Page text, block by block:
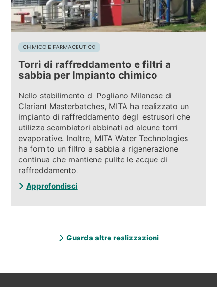
CHIMICO E FARMACEUTICO
Torri di raffreddamento e filtri a
sabbia per Impianto chimico
Nello stabilimento di Pogliano Milanese di
Clariant Masterbatches, MITA ha realizzato un
impianto di raffreddamento degli estrusori che
utilizza scambiatori abbinati ad alcune torri
evaporative. Inoltre, MITA Water Technologies
ha fornito un filtro a sabbia a rigenerazione
continua che mantiene pulite le acque di
raffreddamento.
Approfondisci
Guarda altre realizzazioni